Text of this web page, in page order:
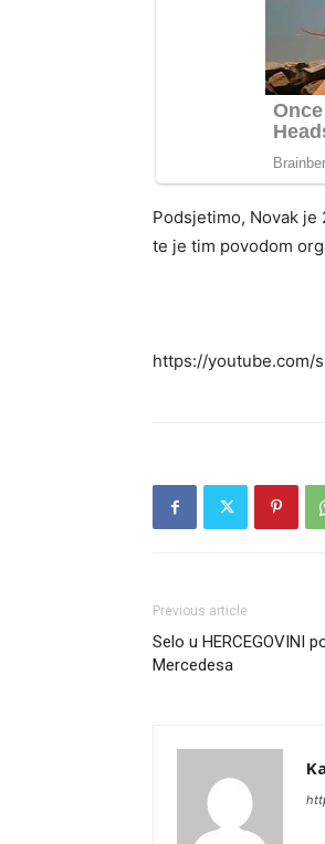
Podsjetimo, Novak je
te je tim povodom
https://youtube.com/
Previous article
Selo u HERCEGOVINI
Mercedesa